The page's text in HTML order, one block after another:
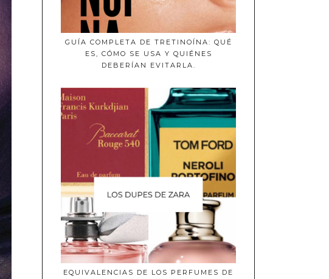
GUÍA COMPLETA DE TRETINOÍNA: QUÉ
ES, CÓMO SE USA Y QUIÉNES
DEBERÍAN EVITARLA.
EQUIVALENCIAS DE LOS PERFUMES DE